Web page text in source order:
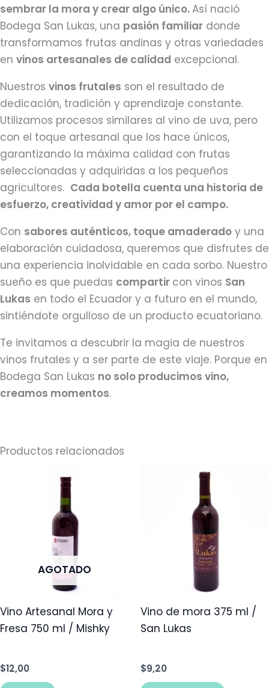
sembrar la mora y crear algo único.Así nació
Bodega San Lukas, una pasión familiar donde
transformamos frutas andinas y otras variedades
en vinos artesanales de calidad excepcional.
Nuestros vinos frutales son el resultado de
dedicación, tradición y aprendizaje constante.
Utilizamos procesos similares al vino de uva, pero
con el toque artesanal que los hace únicos,
garantizando la máxima calidad con frutas
seleccionadas y adquiridas a los pequeños
agricultores. Cada botella cuenta una historia de
esfuerzo, creatividad y amor por el campo.
Con sabores auténticos, toque amaderado y una
elaboración cuidadosa, queremos que disfrutes de
una experiencia inolvidable en cada sorbo. Nuestro
sueño es que puedas compartir con vinos San
Lukas en todo el Ecuador y a futuro en el mundo,
sintiéndote orgulloso de un producto ecuatoriano.
Te invitamos a descubrir la magia de nuestros
vinos frutales y a ser parte de este viaje. Porque en
Bodega San Lukas no solo producimos vino,
creamos momentos.
Productos relacionados
AGOTADO
Vino Artesanal Mora y
Fresa 750 ml / Mishky
$12,00
Vino de mora 375 ml /
San Lukas
$9,20